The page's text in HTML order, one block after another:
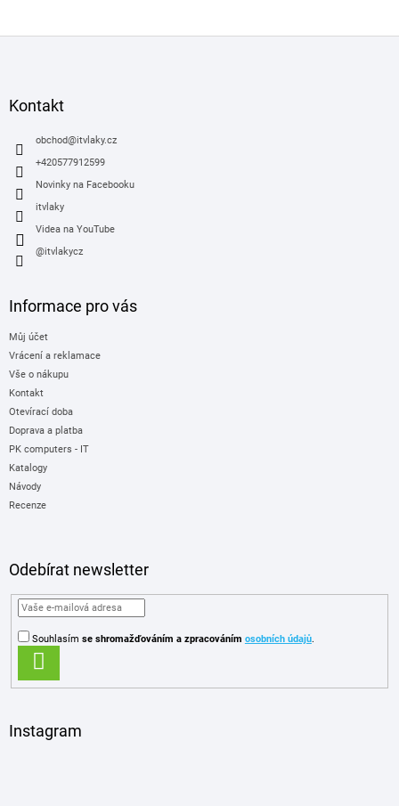
Kontakt
obchod@itvlaky.cz
+420577912599
Novinky na Facebooku
itvlaky
Videa na YouTube
@itvlakycz
Informace pro vás
Můj účet
Vrácení a reklamace
Vše o nákupu
Kontakt
Otevírací doba
Doprava a platba
PK computers - IT
Katalogy
Návody
Recenze
Odebírat newsletter
Souhlasím se shromažďováním a zpracováním osobních údajů.
SE
Instagram